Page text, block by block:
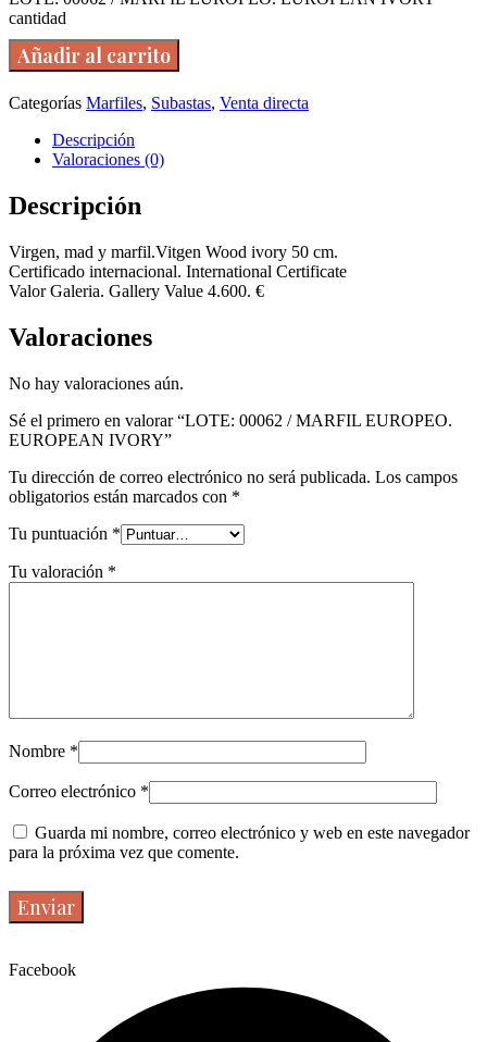
cantidad
Añadir al carrito
Categorías Marfiles, Subastas, Venta directa
Descripción
Valoraciones (0)
Descripción
Virgen, mad y marfil.Vitgen Wood ivory 50 cm.
Certificado internacional. International Certificate
Valor Galeria. Gallery Value 4.600. €
Valoraciones
No hay valoraciones aún.
Sé el primero en valorar “LOTE: 00062 / MARFIL EUROPEO.
EUROPEAN IVORY”
Tu dirección de correo electrónico no será publicada. Los campos
obligatorios están marcados con *
Tu puntuación *
Tu valoración *
Nombre *
Correo electrónico *
Guarda mi nombre, correo electrónico y web en este navegador
para la próxima vez que comente.
Facebook